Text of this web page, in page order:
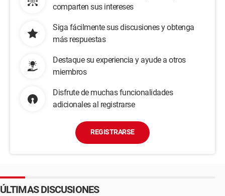
comparten sus intereses
Siga fácilmente sus discusiones y obtenga
más respuestas
Destaque su experiencia y ayude a otros
miembros
Disfrute de muchas funcionalidades
adicionales al registrarse
REGISTRARSE
ÚLTIMAS DISCUSIONES